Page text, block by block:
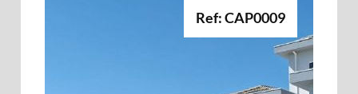
Ref: CAP0009